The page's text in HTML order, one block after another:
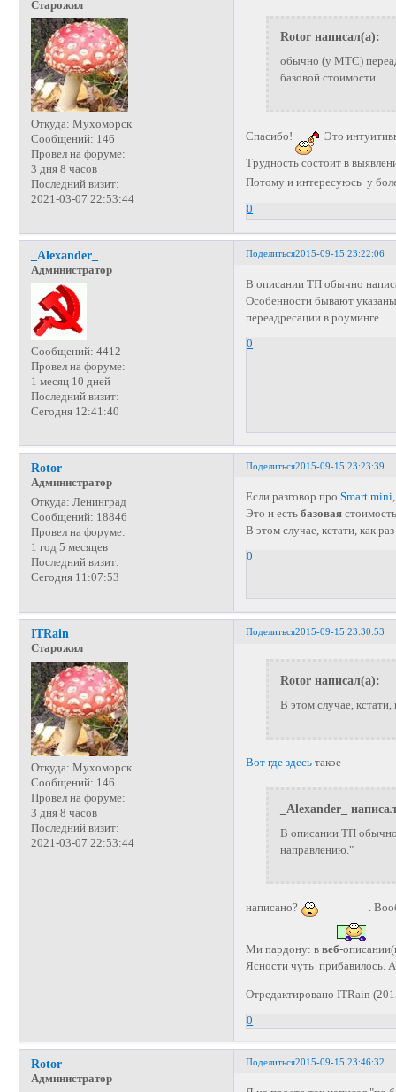
Старожил
Откуда: Мухоморск
Сообщений: 146
Провел на форуме:
3 дня 8 часов
Последний визит:
2021-03-07 22:53:44
Rotor написал(а):
обычно (у МТС)
базовой стоимости.
Спасибо! Это
Трудность состоит в
Потому и интересуюсь у
0
Поделиться2015-09-15 23:22:06
_Alexander_
Администратор
Сообщений: 4412
Провел на форуме:
1 месяц 10 дней
Последний визит:
Сегодня 12:41:40
В описании ТП обычно
Особенности бывают
переадресации в роуминге.
0
Поделиться2015-09-15 23:23:39
Rotor
Администратор
Откуда: Ленинград
Сообщений: 18846
Провел на форуме:
1 год 5 месяцев
Последний визит:
Сегодня 11:07:53
Если разговор проSmart mini
Это и естьбазовая
В этом случае, кстати, как
0
Поделиться2015-09-15 23:30:53
ITRain
Старожил
Откуда: Мухоморск
Сообщений: 146
Провел на форуме:
3 дня 8 часов
Последний визит:
2021-03-07 22:53:44
Rotor написал(а):
В этом случае, кстати,
Вот где здесь такое
_Alexander_
В описании ТП
направлению."
написано? .
Ми пардону: ввеб-
Ясности чуть прибавилось.
Отредактировано ITRain
0
Поделиться2015-09-15 23:46:32
Rotor
Администратор